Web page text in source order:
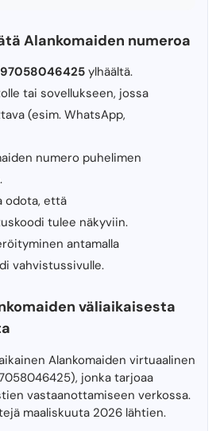
Alankomaiden numeroa
ylhäältä.
tai sovellukseen, jossa
(esim. WhatsApp,
numero puhelimen
odota, että
tulee näkyviin.
antamalla
vahvistussivulle.
väliaikaisesta
Alankomaiden virtuaalinen
jonka tarjoaa
vastaanottamiseen verkossa.
maaliskuuta 2026 lähtien.